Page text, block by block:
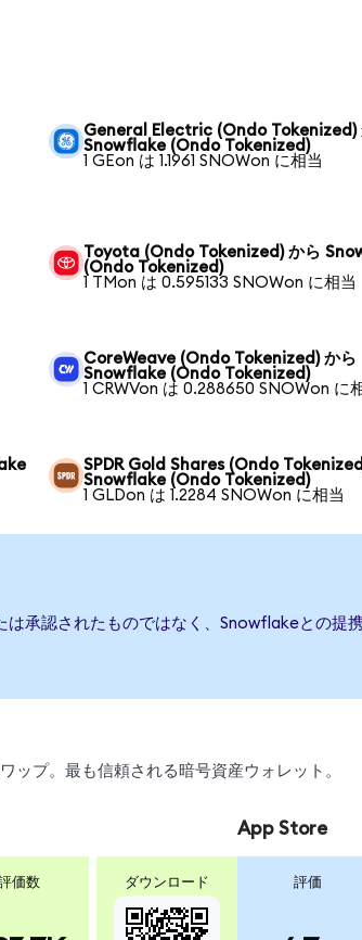
General Electric (Ondo Tokenized)
Snowflake (Ondo Tokenized)
1 GEon は 1.1961 SNOWon に相当
Toyota (Ondo Tokenized) から
(Ondo Tokenized)
1 TMon は 0.595133 SNOWon に相当
CoreWeave (Ondo Tokenized) から
Snowflake (Ondo Tokenized)
1 CRWVon は 0.288650 SNOWon に
SPDR Gold Shares (Ondo
Snowflake (Ondo Tokenized)
1 GLDon は 1.2284 SNOWon に相当
承認されたものではなく、Snowflakeとの提
プ。最も信頼される暗号資産ウォレット。
価数 ダウンロード
App Store
評価